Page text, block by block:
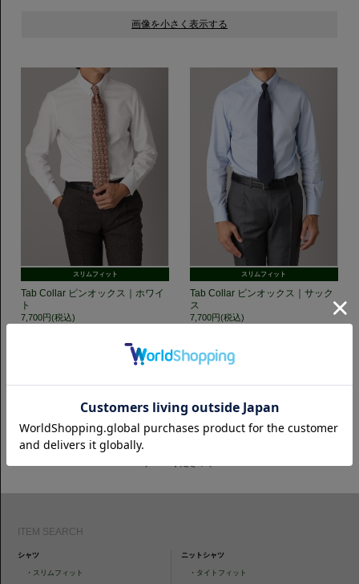
スリムフィット
Tab Collar ピンオックス｜ホワイ
ト
7,700円(税込)
スリムフィット
Tab Collar ピンオックス｜サック
ス
7,700円(税込)
GET TO KNOW US
CAMICIANISTAの最新情報、スタイル提案などをおしらせします。是非フ
ITEM SEARCH
シャツ
・ スリムフィット
ニットシャツ
・ タイトフィット